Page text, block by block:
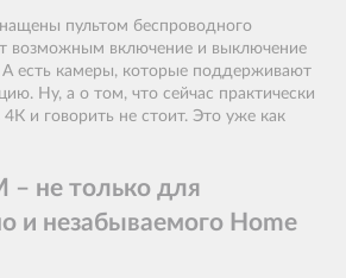
пультом беспроводного
возможным включение и выключение
А есть камеры, которые поддерживают
Ну, а о том, что сейчас практически
и говорить не стоит. Это уже как
– не только для
и незабываемого Home